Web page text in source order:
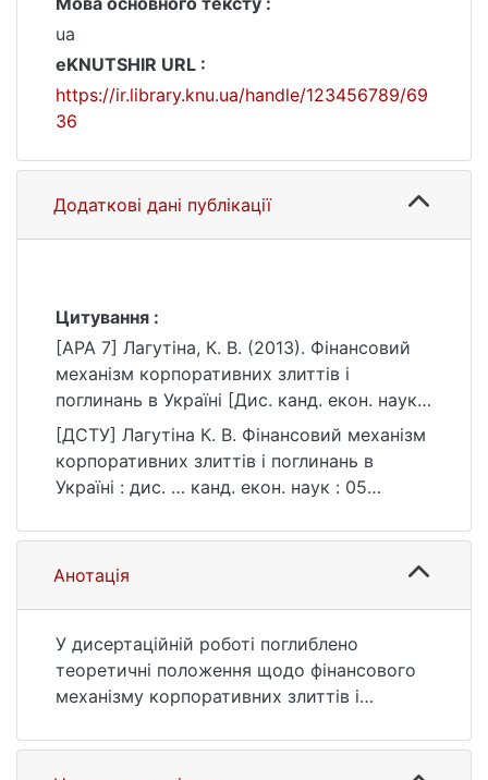
ua
eKNUTSHIR URL :
https://ir.library.knu.ua/handle/123456789/69
36
Додаткові дані публікації
Цитування :
[APA 7] Лагутіна, К. В. (2013). Фінансовий
механізм корпоративних злиттів і
поглинань в Україні [Дис. канд. екон. наук,
Київський національний університет імені
Тараса Шевченка]. eKNUTSHIR.
https://ir.library.knu.ua/handle/123456789/69
36
[ДСТУ] Лагутіна К. В. Фінансовий механізм
корпоративних злиттів і поглинань в
Україні : дис. … канд. екон. наук : 05
224 с. URL:
https://ir.library.knu.ua/handle/123456789/69
36 (дата звернення: 25.07.2026).
Анотація
У дисертаційній роботі поглиблено
теоретичні положення щодо фінансового
механізму корпоративних злиттів і
рекомендації для визначення впливу змін у
структурі капіталу на зростання ринкової